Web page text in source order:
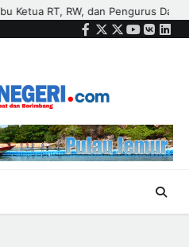
Polisi dan Petani di
Facebook
Twitter
Instagram
Youtube
VK